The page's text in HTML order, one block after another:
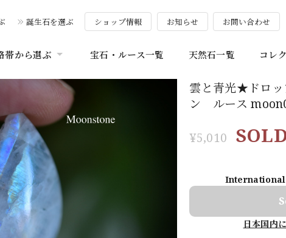
誕生石を選ぶ ショップ情報 お知らせ お問い合わせ
帯から選ぶ 宝石・ルース一覧 天然石一覧 コレ
雲と青光★ドロ
ン ルース
¥5,010
日本国内